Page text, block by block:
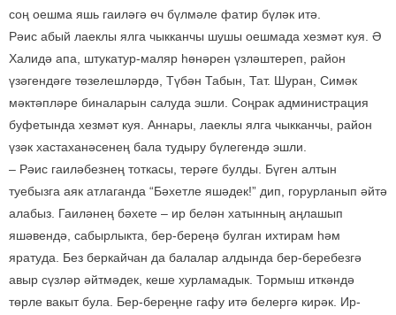
соң оешма яшь гаиләгә өч бүлмәле фатир бүләк итә.
Рәис абый лаеклы ялга чыкканчы шушы оешмада хезмәт куя. Ә
Халидә апа, штукатур-маляр һөнәрен үзләштереп, район
үзәгендәге төзелешләрдә, Түбән Табын, Тат. Шуран, Симәк
мәктәпләре биналарын салуда эшли. Соңрак администрация
буфетында хезмәт куя. Аннары, лаеклы ялга чыкканчы, район
үзәк хастаханәсенең бала тудыру бүлегендә эшли.
– Рәис гаиләбезнең тоткасы, терәге булды. Бүген алтын
туебызга аяк атлаганда “Бәхетле яшәдек!” дип, горурланып әйтә
алабыз. Гаиләнең бәхете – ир белән хатынның аңлашып
яшәвендә, сабырлыкта, бер-береңә булган ихтирам һәм
яратуда. Без беркайчан да балалар алдында бер-беребезгә
авыр сүзләр әйтмәдек, кеше хурламадык. Тормыш иткәндә
төрле вакыт була. Бер-береңне гафу итә белергә кирәк. Ир-